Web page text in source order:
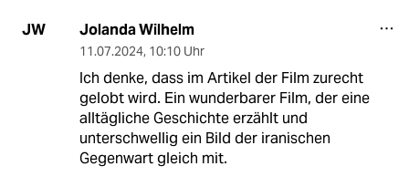
JW Jolanda Wilhelm
11.07.2024, 10:10 Uhr
Ich denke, dass im Artikel der Film zurecht
gelobt wird. Ein wunderbarer Film, der eine
alltägliche Geschichte erzählt und
unterschwellig ein Bild der iranischen
Gegenwart gleich mit.